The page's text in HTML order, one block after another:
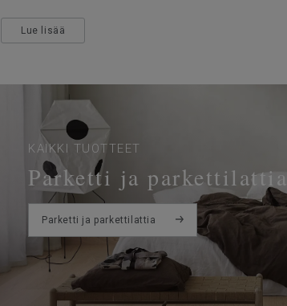
Lue lisää
KAIKKI TUOTTEET
Parketti ja parkettilattia
Parketti ja parkettilattia